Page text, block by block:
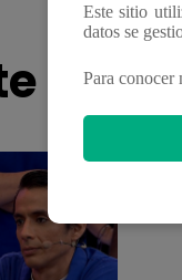
Este sitio
datos se
Para conocer